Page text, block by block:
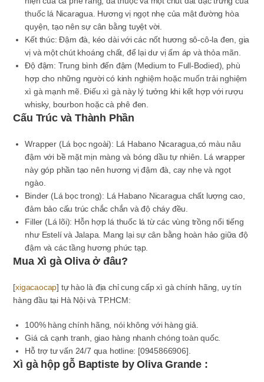
thuốc lá Nicaragua. Hương vị ngọt nhẹ của mật đường hòa
quyện, tạo nên sự cân bằng tuyệt vời.
Kết thúc: Đậm đà, kéo dài với các nốt hương sô-cô-la đen, gia
vị và một chút khoáng chất, để lại dư vị ấm áp và thỏa mãn.
Độ đậm: Trung bình đến đậm (Medium to Full-Bodied), phù
hợp cho những người có kinh nghiệm hoặc muốn trải nghiệm
xì gà mạnh mẽ. Điếu xì gà này lý tưởng khi kết hợp với rượu
whisky, bourbon hoặc cà phê đen.
Cấu Trúc và Thành Phần
Wrapper (Lá bọc ngoài): Lá Habano Nicaragua,có màu nâu
đậm với bề mặt mịn màng và bóng dầu tự nhiên. Lá wrapper
này góp phần tạo nên hương vị đậm đà, cay nhẹ và ngọt
ngào.
Binder (Lá bọc trong): Lá Habano Nicaragua chất lượng cao,
đảm bảo cấu trúc chắc chắn và độ cháy đều.
Filler (Lá lõi): Hỗn hợp lá thuốc lá từ các vùng trồng nổi tiếng
như Estelí và Jalapa. Mang lại sự cân bằng hoàn hảo giữa độ
đậm và các tầng hương phức tạp.
Mua Xì gà Oliva ở đâu?
[xigacaocap] tự hào là địa chỉ cung cấp xì gà chính hãng, uy tín
hàng đầu tại Hà Nội và TP.HCM:
100% hàng chính hãng, nói không với hàng giả.
Giá cả cạnh tranh, giao hàng nhanh chóng toàn quốc.
Hỗ trợ tư vấn 24/7 qua hotline: [0945866906].
Xì gà hộp gỗ Baptiste by Oliva Grande :